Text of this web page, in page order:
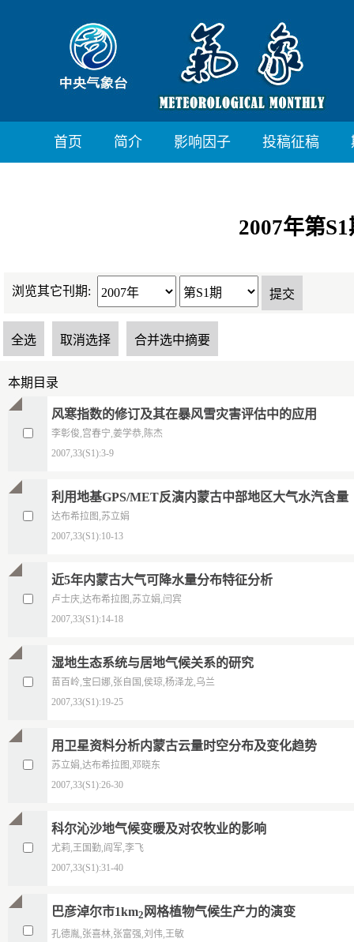
首页 简介 影响因子 投稿征稿
2007年第
浏览其它刊期:
本期目录
风寒指数的修订及其在暴风雪灾害评估中的应用
李彰俊,宫春宁,姜学恭,陈杰
2007,33(S1):3-9
利用地基GPS/MET反演内蒙古中部地区大气水汽含量
达布希拉图,苏立娟
2007,33(S1):10-13
近5年内蒙古大气可降水量分布特征分析
卢士庆,达布希拉图,苏立娟,闫宾
2007,33(S1):14-18
湿地生态系统与居地气候关系的研究
苗百岭,宝曰娜,张自国,侯琼,杨泽龙,乌兰
2007,33(S1):19-25
用卫星资料分析内蒙古云量时空分布及变化趋势
苏立娟,达布希拉图,邓晓东
2007,33(S1):26-30
科尔沁沙地气候变暖及对农牧业的影响
尤莉,王国勤,阎军,李飞
2007,33(S1):31-40
巴彦淖尔市1km2 网格植物气候生产力的演变
孔德胤,张喜林,张富强,刘伟,王敏